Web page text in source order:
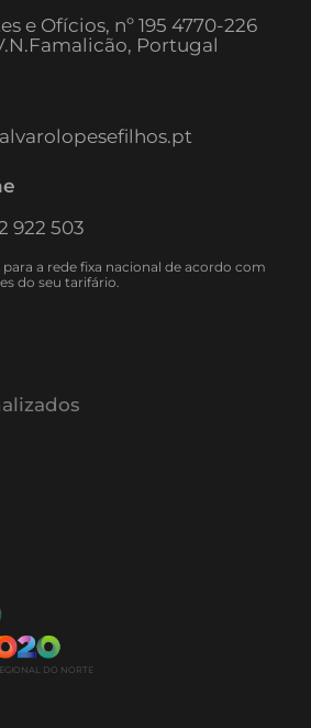
e Ofícios, nº 195 4770-226
Portugal
922 503
a rede fixa nacional de acordo com
do seu tarifário.
DO NORTE